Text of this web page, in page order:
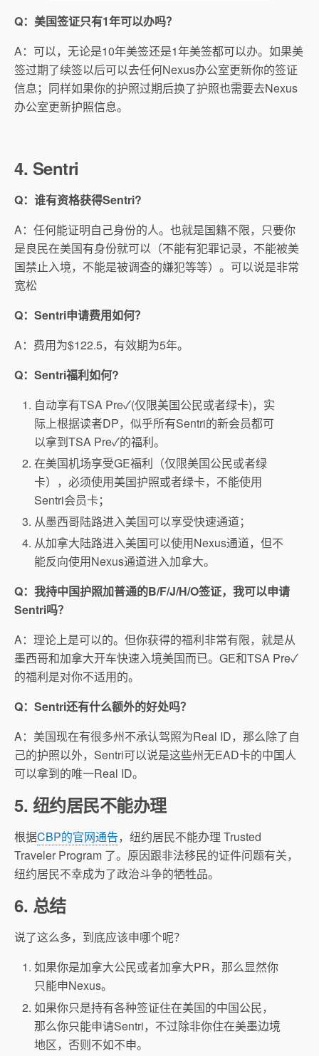
Q：美国签证只有1年可以办吗？
A：可以，无论是10年美签还是1年美签都可以办。如果美
签过期了续签以后可以去任何Nexus办公室更新你的签证
信息；同样如果你的护照过期后换了护照也需要去Nexus
办公室更新护照信息。
4. Sentri
Q：谁有资格获得Sentri?
A：任何能证明自己身份的人。也就是国籍不限，只要你
是良民在美国有身份就可以（不能有犯罪记录，不能被美
国禁止入境，不能是被调查的嫌犯等等）。可以说是非常
宽松
Q：Sentri申请费用如何？
A：费用为$122.5，有效期为5年。
Q：Sentri福利如何?
自动享有TSA Pre✓(仅限美国公民或者绿卡)，实
际上根据读者DP，似乎所有Sentri的新会员都可
以拿到TSA Pre✓的福利。
在美国机场享受GE福利（仅限美国公民或者绿
卡），必须使用美国护照或者绿卡，不能使用
Sentri会员卡；
从墨西哥陆路进入美国可以享受快速通道；
从加拿大陆路进入美国可以使用Nexus通道，但不
能反向使用Nexus通道进入加拿大。
Q：我持中国护照加普通的B/F/J/H/O签证，我可以申请
Sentri吗？
A：理论上是可以的。但你获得的福利非常有限，就是从
墨西哥和加拿大开车快速入境美国而已。GE和TSA Pre✓
的福利是对你不适用的。
Q：Sentri还有什么额外的好处吗？
A：美国现在有很多州不承认驾照为Real ID，那么除了自
己的护照以外，Sentri可以说是这些州无EAD卡的中国人
可以拿到的唯一Real ID。
5. 纽约居民不能办理
根据CBP的官网通告，纽约居民不能办理 Trusted
Traveler Program 了。原因跟非法移民的证件问题有关，
纽约居民不幸成为了政治斗争的牺牲品。
6. 总结
说了这么多，到底应该申哪个呢？
如果你是加拿大公民或者加拿大PR，那么显然你
只能申Nexus。
如果你只是持有各种签证住在美国的中国公民，
那么你只能申请Sentri，不过除非你住在美墨边境
地区，否则不如不申。